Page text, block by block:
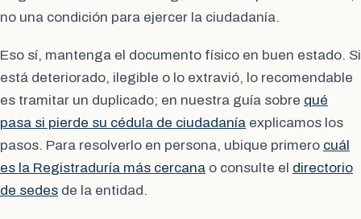
no una condición para ejercer la ciudadanía.
Eso sí, mantenga el documento físico en buen estado. Si
está deteriorado, ilegible o lo extravió, lo recomendable
es tramitar un duplicado; en nuestra guía sobre qué
pasa si pierde su cédula de ciudadanía explicamos los
pasos. Para resolverlo en persona, ubique primero cuál
es la Registraduría más cercana o consulte el directorio
de sedes de la entidad.